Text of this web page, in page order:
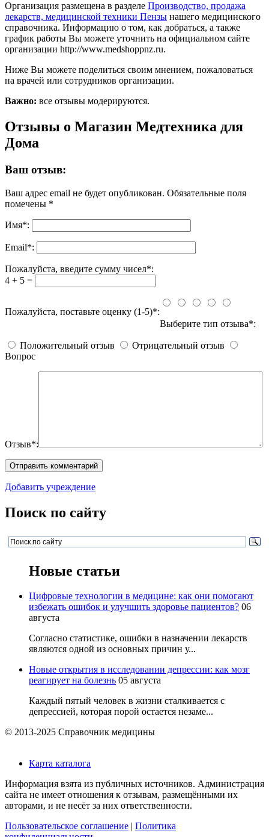
Организация размещена в разделе Производство, продажа
лекарств, медицинской техники Пензы нашего медицинского
справочника. Информацию о том, как добраться, а также
график работы Вы можете уточнить на официальном сайте
организации http://www.medshoppnz.ru.
Ниже Вы можете поделиться своим мнением, пожаловаться
на врачей или сотрудников организации.
Важно: все отзывы модерируются.
Отзывы о Магазин Медтехника для
Дома
Ваш отзыв:
Ваш адрес email не будет опубликован. Обязательные поля
помечены *
Имя*:
Email*:
Пожалуйста, введите сумму чисел*:
4 + 5 =
Пожалуйста, поставьте оценку (1-5)*:
Выберите тип отзыва*:
Положительный отзыв
Отрицательный отзыв
Вопрос
Отзыв*:
Добавить учреждение
Поиск по сайту
Новые статьи
Цифровые технологии в медицине: как они помогают
избежать ошибок и улучшить здоровье пациентов? 06
августа
Согласно статистике, ошибки в назначении лекарств
являются одной из основных причин у...
Новые открытия в исследовании депрессии: как мозг
реагирует на болезнь 05 августа
Каждый пятый человек в жизни сталкивается с
депрессией, которая порой остается незаме...
© 2013-2025 Справочник медицины
Карта каталога
Информация взята из публичных источников. Администрация
сайта не имеет отношения к отзывам, размещёнными их
авторами, и не несёт за них ответственности.
Пользовательское соглашение
Политика